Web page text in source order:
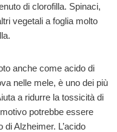
di clorofilla. Spinaci,
vegetali a foglia molto
anche come acido di
nelle mele, è uno dei più
a ridurre la tossicità di
potrebbe essere
Alzheimer. L’acido